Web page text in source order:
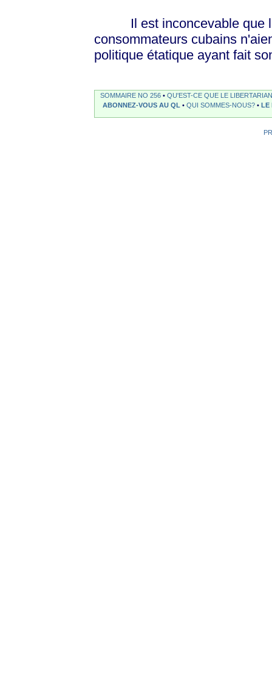
Il est inconcevable que
consommateurs cubains
politique étatique ayant fait
SOMMAIRE NO 256 • QU'EST-CE QUE LE
ABONNEZ-VOUS AU QL • QUI SOMMES-NOUS?• LE